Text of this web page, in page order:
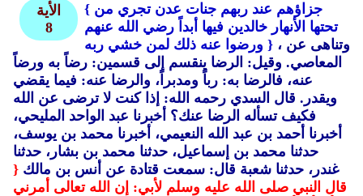
الأية
8
{ جزاؤهم عند ربهم جنات عدن تجري من
تحتها الأنهار خالدين فيها أبداً رضي الله عنهم
ورضوا عنه ذلك لمن خشي ربه } ، وتناهى عن
المعاصي. وقيل: الرضا ينقسم إلى قسمين: رضاً به ورضاً
عنه، فالرضا به: رباً ومدبراً، والرضا عنه: فيما يقضي
ويقدر. قال السدي رحمه الله: إذا كنت لا ترضى عن الله
فكيف تسأله الرضا عنك؟ أخبرنا عبد الواحد المليحي،
أخبرنا أحمد بن عبد الله النعيمي، أخبرنا محمد بن يوسف،
حدثنا محمد بن إسماعيل، حدثنا محمد بن بشار، حدثنا
غندر، حدثنا شعبة قال: سمعت قتادة عن أنس بن مالك {
قال النبي صلى الله عليه وسلم لأبي: إن الله تعالى أمرني